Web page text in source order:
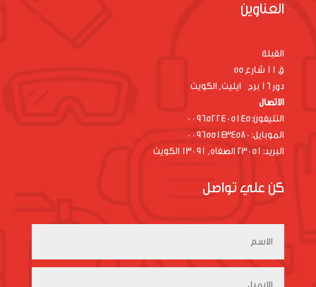
العناوين
القبلة
ق 11 شارع 55
دور 16 برج ايليت, الكويت
الاتصال
التليفون: 0096522405145
الموبايل: 0096551434580
البريد: 23051 الصفاه, 13091 الكويت
كن علي تواصل